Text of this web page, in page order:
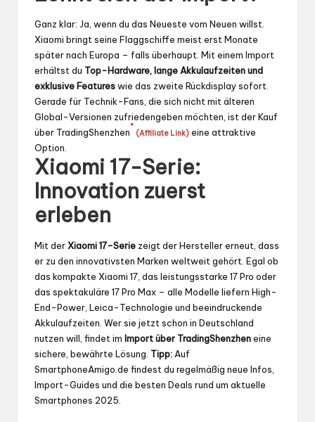
Ganz klar: Ja, wenn du das Neueste vom Neuen willst.
Xiaomi bringt seine Flaggschiffe meist erst Monate
später nach Europa – falls überhaupt. Mit einem Import
erhältst du Top-Hardware, lange Akkulaufzeiten und
exklusive Featureswie das zweite Rückdisplay sofort.
Gerade für Technik-Fans, die sich nicht mit älteren
Global-Versionen zufriedengeben möchten, ist der Kauf
über TradingShenzhen
*
(Affiliate Link) eine attraktive
Option.
Xiaomi 17-Serie:
Innovation zuerst
erleben
Mit derXiaomi 17-Serie zeigt der Hersteller erneut, dass
er zu den innovativsten Marken weltweit gehört. Egal ob
das kompakte Xiaomi 17, das leistungsstarke 17 Pro oder
das spektakuläre 17 Pro Max – alle Modelle liefern High-
End-Power, Leica-Technologie und beeindruckende
Akkulaufzeiten. Wer sie jetzt schon in Deutschland
nutzen will, findet im Import über TradingShenzheneine
sichere, bewährte Lösung. Tipp: Auf
SmartphoneAmigo.de findest du regelmäßig neue Infos,
Import-Guides und die besten Deals rund um aktuelle
Smartphones 2025.